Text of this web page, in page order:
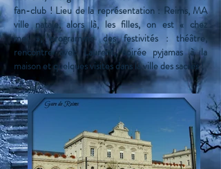
fan-club ! Lieu de la représentation : Reims, MA
ville natale, alors là, les filles, on est « chez
moi », programme des festivités : théâtre,
rencontre avec Laurent, soirée pyjamas à la
maison et quelques visites dans la ville des sacres !